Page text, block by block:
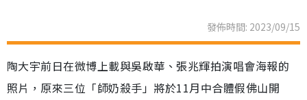
發佈時間: 2023/09/15
陶大宇前日在微博上載與吳啟華、張兆輝拍演唱會海報的
照片，原來三位「師奶殺手」將於11月中合體假佛山開